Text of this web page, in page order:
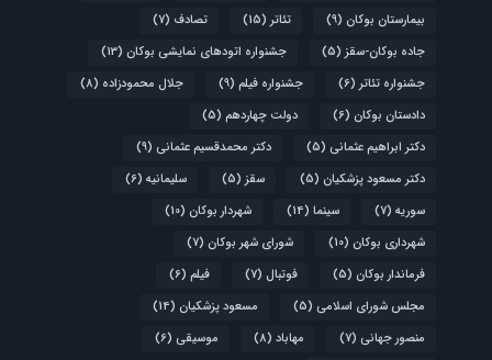
بیمارستان بوکان (9) تئاتر (15) تصادف (7)
جاده بوکان-سقز (5) جشنواره اتودهای نمایشی بوکان (13)
جشنواره تئاتر (6) جشنواره فیلم (9) جلال محمودزاده (8)
دادستان بوکان (6) دولت چهاردهم (5)
دکتر ابراهیم عثمانی (5) دکتر محمدقسیم عثمانی (9)
دکتر مسعود پزشکیان (5) سقز (5) سلیمانیه (6)
سوریه (7) سینما (14) شهردار بوکان (10)
شهرداری بوکان (10) شورای شهر بوکان (7)
فرماندار بوکان (5) فوتبال (7) فیلم (6)
مجلس شورای اسلامی (5) مسعود پزشکیان (14)
منصور جهانی (7) مهاباد (8) موسیقی (6)